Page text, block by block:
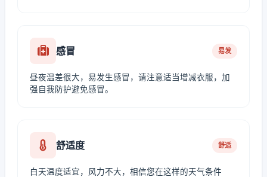
感冒 易发
昼夜温差很大，易发生感冒，请注意适当增减衣服，加
强自我防护避免感冒。
舒适度 舒适
白天温度适宜，风力不大，相信您在这样的天气条件